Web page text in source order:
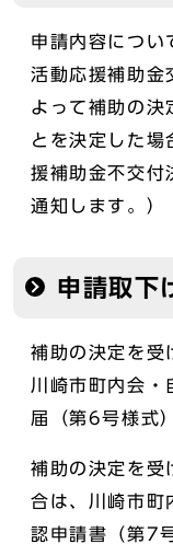
申請内容につい
活動応援補助金
よって補助の決
とを決定した場
援補助金不交付
通知します。）
申請取下
補助の決定を受
川崎市町内会・
届（第6号様式
補助の決定を受
合は、川崎市町
認申請書（第7